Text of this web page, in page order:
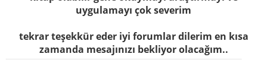
uygulamayı çok severim
tekrar teşekkür eder iyi forumlar dilerim en kısa
zamanda mesajınızı bekliyor olacağım..